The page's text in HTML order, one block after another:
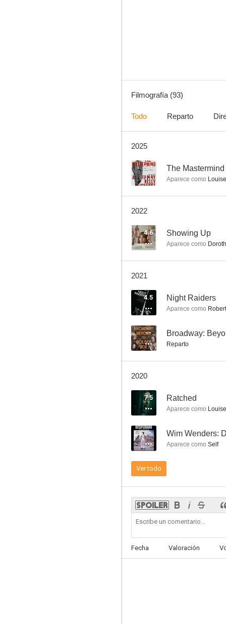
Historias de la cripta
7.5
Tarantino total
7.6
Filmografía (93)
Todo Reparto
2025
5.4 The Mastermind
Aparece como Louise
2022
4.6 Showing Up
Aparece como
2021
4.5 Night Raiders
Aparece como
-- Broadway:
Reparto
2020
7.5 Ratched
Aparece como Louise
-- Wim Wenders:
Aparece como Self
Ver todo
Fecha Valoración